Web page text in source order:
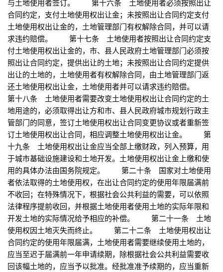
与土地使用者签订。 第十六条 土地使用者必须按照出让
合同约定，支付土地使用权出让金；未按照出让合同约定支付
土地使用权出让金的，土地管理部门有权解除合同，并可以请
求违约赔偿。 第十七条 土地使用者按照出让合同约定支
付土地使用权出让金的，市、县人民政府土地管理部门必须按
照出让合同约定，提供出让的土地；未按照出让合同约定提供
出让的土地的，土地使用者有权解除合同，由土地管理部门返
还土地使用权出让金，土地使用者并可以请求违约赔偿。
第十八条 土地使用者需要改变土地使用权出让合同约定的土
地用途的，必须取得出让方和市、县人民政府城市规划行政主
管部门的同意，签订土地使用权出让合同变更协议或者重新签
订土地使用权出让合同，相应调整土地使用权出让金。 第
十九条 土地使用权出让金应当全部上缴财政，列入预算，用
于城市基础设施建设和土地开发。土地使用权出让金上缴和使
用的具体办法由国务院规定。 第二十条 国家对土地使用
者依法取得的土地使用权，在出让合同约定的使用年限届满前
不收回；在特殊情况下，根据社会公共利益的需要，可以依照
法律程序提前收回，并根据土地使用者使用土地的实际年限和
开发土地的实际情况给予相应的补偿。 第二十一条 土地
使用权因土地灭失而终止。 第二十二条 土地使用权出让
合同约定的使用年限届满，土地使用者需要继续使用土地的，
应当至迟于届满前一年申请续期，除根据社会公共利益需要收
回该幅土地的，应当予以批准。经批准准予续期的，应当重新